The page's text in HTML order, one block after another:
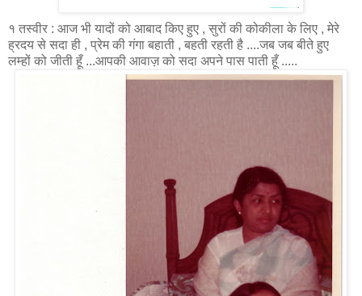
१ तस्वीर : आज भी यादों को आबाद किए हुए , सुरों की कोकीला के लिए , मेरे
ह्रदय से सदा ही , प्रेम की गंगा बहाती , बहती रहती है ....जब जब बीते हुए
लम्हों को जीती हूँ ...आपकी आवाज़ को सदा अपने पास पाती हूँ .....